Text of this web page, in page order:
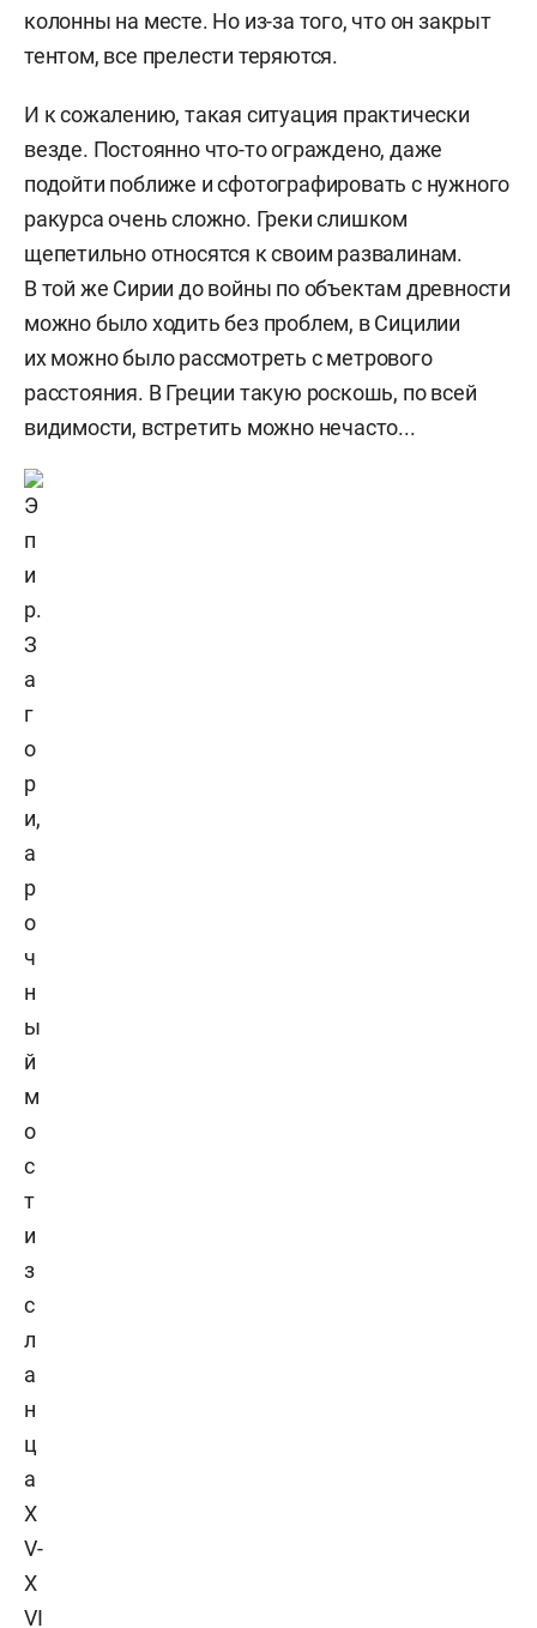
колонны на месте. Но из-за того, что он закрыт
тентом, все прелести теряются.
И к сожалению, такая ситуация практически
везде. Постоянно что-то ограждено, даже
подойти поближе и сфотографировать с нужного
ракурса очень сложно. Греки слишком
щепетильно относятся к своим развалинам.
В той же Сирии до войны по объектам древности
можно было ходить без проблем, в Сицилии
их можно было рассмотреть с метрового
расстояния. В Греции такую роскошь, по всей
видимости, встретить можно нечасто...